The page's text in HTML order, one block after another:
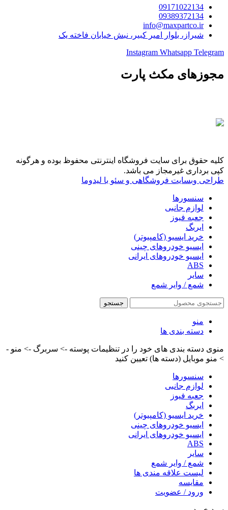
09171022134
09389372134
info@maxpartco.ir
شیراز، بلوار امیر کبیر، نبش خیابان فاخته یک
Instagram Whatsapp Telegram
مجوزهای مکث پارت
کلیه حقوق برای سایت فروشگاه اینترنتی محفوظ بوده و هرگونه
کپی برداری غیرمجاز می باشد.
طراحی وبسایت فروشگاهی و سئو با لیدوما
سنسورها
لوازم جانبی
جعبه فیوز
ایربگ
خرید ایسیو (کامپیوتر)
ایسیو خودروهای چینی
ایسیو خودروهای ایرانی
ABS
سایر
شمع / وایر شمع
جستجو
منو
دسته بندی ها
منوی دسته بندی های خود را در تنظیمات پوسته -> سربرگ -> منو -
> منو موبایل (دسته ها) تعیین کنید
سنسورها
لوازم جانبی
جعبه فیوز
ایربگ
خرید ایسیو (کامپیوتر)
ایسیو خودروهای چینی
ایسیو خودروهای ایرانی
ABS
سایر
شمع / وایر شمع
لیست علاقه مندی ها
مقایسه
ورود / عضویت